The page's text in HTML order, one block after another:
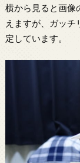
横から見ると画像
えますが、ガッ
定しています。